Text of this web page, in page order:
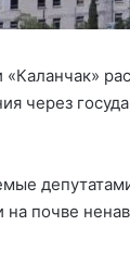
через
почве